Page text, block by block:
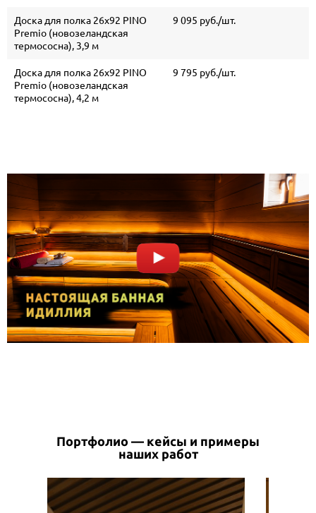
Доска для полка 26х92 PINO
Premio (новозеландская
термососна), 3,9 м
9 095 руб./шт.
Доска для полка 26х92 PINO
Premio (новозеландская
термососна), 4,2 м
9 795 руб./шт.
Портфолио — кейсы и примеры
наших работ